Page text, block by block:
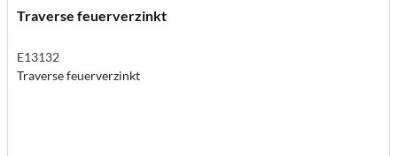
Traverse feuerverzinkt
E13132
Traverse feuerverzinkt